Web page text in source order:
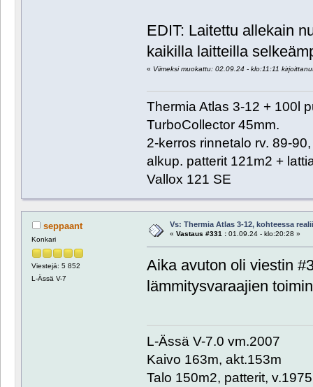
EDIT: Laitettu allekain
kaikilla laitteilla
« Viimeksi muokattu: 02.09.24 - klo:11:11
Thermia Atlas 3-12 + 100l
TurboCollector 45mm.
2-kerros rinnetalo rv. 89-
alkup. patterit 121m2 +
Vallox 121 SE
seppaant
Konkari
Viestejä: 5 852
L-Ässä V-7
Vs: Thermia Atlas 3-12, kohteessa realii
« Vastaus #331 :01.09.24 - klo:20:28 »
Aika avuton oli viestin
lämmitysvaraajien
L-Ässä V-7.0 vm.2007
Kaivo 163m, akt.153m
Talo 150m2, patterit, v.1975